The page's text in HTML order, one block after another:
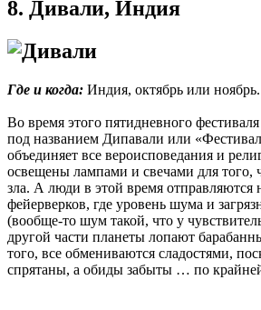
8. Дивали, Индия
Где и когда: Индия, октябрь или ноябрь.
Во время этого пятидневного
под названием Дипавали или
объединяет все вероисповедания и
освещены лампами и свечами для того,
зла. А люди в этой время отправляются
фейерверков, где уровень шума и
(вообще-то шум такой, что у
другой части планеты лопают
того, все обмениваются сладостями,
спрятаны, а обиды забыты … по